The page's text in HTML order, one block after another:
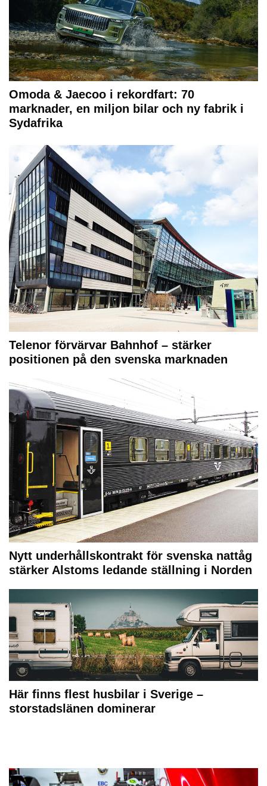
Omoda & Jaecoo i rekordfart: 70
marknader, en miljon bilar och ny fabrik i
Sydafrika
Telenor förvärvar Bahnhof – stärker
positionen på den svenska marknaden
Nytt underhållskontrakt för svenska nattåg
stärker Alstoms ledande ställning i Norden
Här finns flest husbilar i Sverige –
storstadslänen dominerar